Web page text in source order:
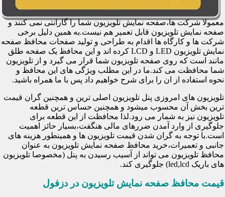
معمولا شرکت ها،صفحه نمایش تلویزیون شما را گارانتی نمی کنند و
صفحه نمایش تلویزیون قابل تعمیر هم نیست.به همین دلیل برخی
شرکت ها و کارگاه ها اقدام به طراحی و تولید صفحات محافظ صفحه
نمایش تلویزیون LED و LCD کرده اند و این محافظ یک صفحه طلق
مانند است که روی صفحه تلویزیون شما قرار می گیرد و از تلویزیون
شما محافظت می کند.ما در این مطلب ویژگی های این محافظ و
نحوه استفاده از ان را برای شرح خواهیم داد پس با ما همراه باشید.
تلویزیون های امروزی پنل تلویزیون اصلی ترین و همچنین گران قیمت
ترین بخش آن محسوب میشود و همچنین حساس ترین قطعه
تلویزیون نیز به شمار می رود.لذا محافظت از این قطعه برای
جلوگیری از وارد آمدن ضررهای مالی هنگفت،بسیار حائز اهمیت
است.با توجه به گران شدن قیمت تلویزیون ها و همینطور هزینه های
جانبی و تعمیرات،خرید محافظ صفحه نمایش تلویزیون به عنوان
محافظ تلویزیون می تواند از آسیب رسیدن به پنل (مخصوصا تلویزیون
های باریک led,lcd) جلوگیری کند.
قیمت محافظ صفحه نمایش تلویزیون در دزفول